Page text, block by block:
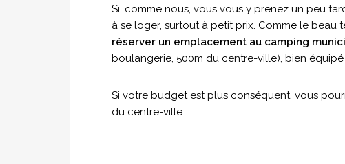
Si, comme nous, vous vous y prenez un peu
à se loger, surtout à petit prix. Comme le beau
réserver un emplacement au camping
boulangerie, 500m du centre-ville), bien
Si votre budget est plus conséquent, vous
du centre-ville.